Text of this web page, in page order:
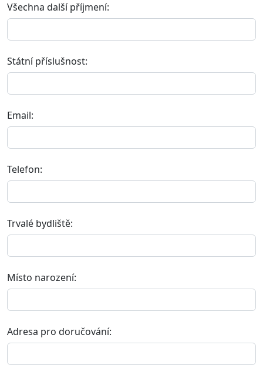
Všechna další příjmení:
Státní příslušnost:
Email:
Telefon:
Trvalé bydliště:
Místo narození:
Adresa pro doručování: